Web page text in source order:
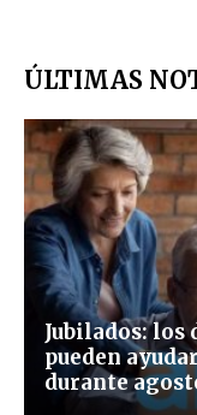
ÚLTIMAS
Jubilados: los
pueden
durante